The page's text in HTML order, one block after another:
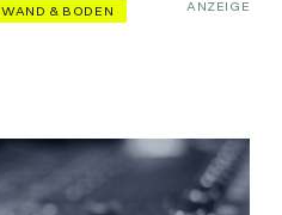
WAND & BODEN ANZEIGE